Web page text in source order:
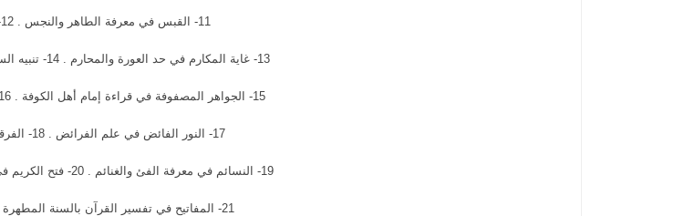
11- القبس في معرفة الطاهر والنجس . 12- غرائب الرغائب .
13- غاية المكارم في حد العورة والمحارم . 14- تنبيه السمع في أحكام القصر والجمع .
15- الجواهر المصفوفة في قراءة إمام أهل الكوفة . 16- رفع الملام عن بعض الآثام .
17- النور الفائض في علم الفرائض . 18- الفرقان في لغـة القـرآن .
19- النسائم في معرفة الفئ والغنائم . 20- فتح الكريم في خواص آيات القرآن العظيم .
21- المفاتيح في تفسير القرآن بالسنة المطهرة . 22- القواعد الفقهية .